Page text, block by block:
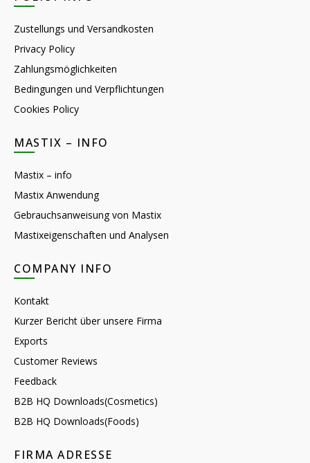
Zustellungs und Versandkosten
Privacy Policy
Zahlungsmöglichkeiten
Bedingungen und Verpflichtungen
Cookies Policy
MASTIX – INFO
Mastix – info
Mastix Anwendung
Gebrauchsanweisung von Mastix
Mastixeigenschaften und Analysen
COMPANY INFO
Kontakt
Kurzer Bericht über unsere Firma
Exports
Customer Reviews
Feedback
B2B HQ Downloads(Cosmetics)
B2B HQ Downloads(Foods)
FIRMA ADRESSE